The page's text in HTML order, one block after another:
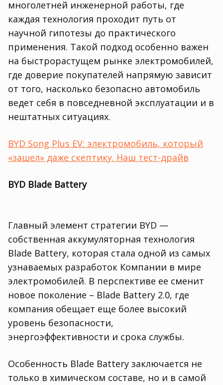
многолетней инженерной работы, где
каждая технология проходит путь от
научной гипотезы до практического
применения. Такой подход особенно важен
на быстрорастущем рынке электромобилей,
где доверие покупателей напрямую зависит
от того, насколько безопасно автомобиль
ведет себя в повседневной эксплуатации и в
нештатных ситуациях.
BYD Song Plus EV: электромобиль, который
«зашел» даже скептику. Наш тест-драйв
BYD Blade Battery
Главный элемент стратегии BYD —
собственная аккумуляторная технология
Blade Battery, которая стала одной из самых
узнаваемых разработок Компании в мире
электромобилей. В перспективе ее сменит
новое поколение – Blade Battery 2.0, где
компания обещает еще более высокий
уровень безопасности,
энергоэффективности и срока службы.
Особенность Blade Battery заключается не
только в химическом составе, но и в самой